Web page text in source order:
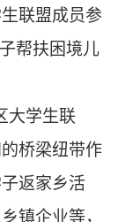
联盟成员参
帮扶困境儿
学生联
桥梁纽带作
返家乡活
镇企业等，